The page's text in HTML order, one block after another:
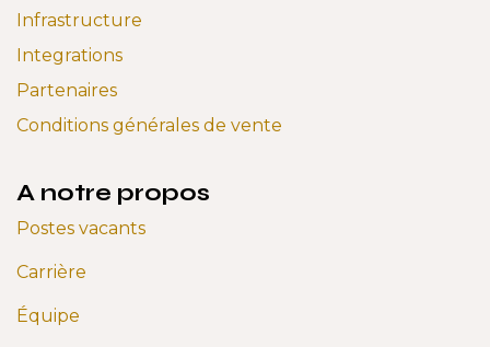
Infrastructure
Integrations
Partenaires
Conditions générales de vente
A notre propos
Postes vacants
Carrière
Équipe